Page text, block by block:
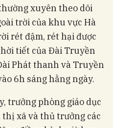
xuyên theo dõi
trời của khu vực Hà
rét đậm, rét hại được
tiết của Đài Truyền
Phát thanh và Truyền
6h sáng hằng ngày.
trưởng phòng giáo dục
xã và thủ trưởng các